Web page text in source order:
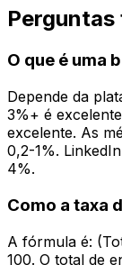
O que é uma
Depende da
3%+ é
excelente. As
0,2-1%.
4%.
Como a taxa
A fórmula é:
100. O total de